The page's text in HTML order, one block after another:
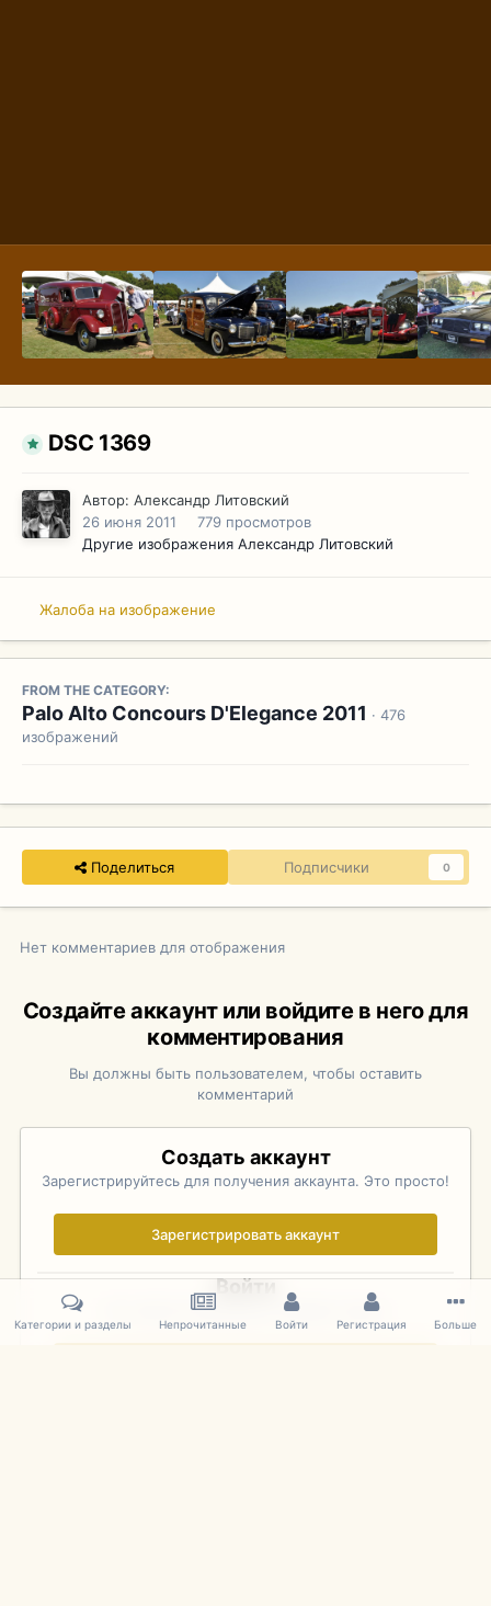
DSC 1369
Автор: Александр Литовский
26 июня 2011
779 просмотров
Другие изображения Александр Литовский
Жалоба на изображение
FROM THE CATEGORY:
Palo Alto Concours D'Elegance 2011 · 476
изображений
Поделиться Подписчики 0
Нет комментариев для отображения
Создайте аккаунт или войдите в него для
комментирования
Вы должны быть пользователем, чтобы оставить
комментарий
Создать аккаунт
Зарегистрируйтесь для получения аккаунта. Это просто!
Зарегистрировать аккаунт
Войти
Уже зарегистрированы? Войдите здесь.
Категории и разделы Непрочитанные Войти Регистрация Больше